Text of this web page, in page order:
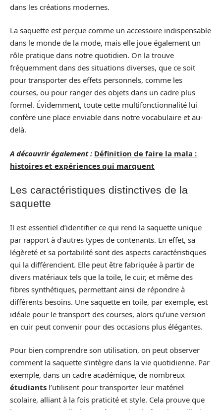
dans les créations modernes.
La saquette est perçue comme un accessoire indispensable
dans le monde de la mode, mais elle joue également un
rôle pratique dans notre quotidien. On la trouve
fréquemment dans des situations diverses, que ce soit
pour transporter des effets personnels, comme les
courses, ou pour ranger des objets dans un cadre plus
formel. Évidemment, toute cette multifonctionnalité lui
confère une place enviable dans notre vocabulaire et au-
delà.
A découvrir également : Définition de faire la mala :
histoires et expériences qui marquent
Les caractéristiques distinctives de la
saquette
Il est essentiel d’identifier ce qui rend la saquette unique
par rapport à d’autres types de contenants. En effet, sa
légèreté et sa portabilité sont des aspects caractéristiques
qui la différencient. Elle peut être fabriquée à partir de
divers matériaux tels que la toile, le cuir, et même des
fibres synthétiques, permettant ainsi de répondre à
différents besoins. Une saquette en toile, par exemple, est
idéale pour le transport des courses, alors qu’une version
en cuir peut convenir pour des occasions plus élégantes.
Pour bien comprendre son utilisation, on peut observer
comment la saquette s’intègre dans la vie quotidienne. Par
exemple, dans un cadre académique, de nombreux
étudiants l’utilisent pour transporter leur matériel
scolaire, alliant à la fois praticité et style. Cela prouve que